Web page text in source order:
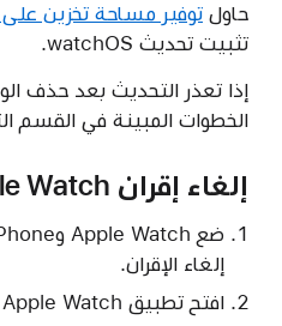
حاول توفير مساحة تخزين على Apple Watch
تثبيت تحديث watchOS.
إذا تعذر التحديث بعد حذف
الخطوات المبينة في القسم
إلغاء إقران Apple Watch وتحديثها
إلغاء الإقران.
افتح تطبيق Apple Watch على iPhone.